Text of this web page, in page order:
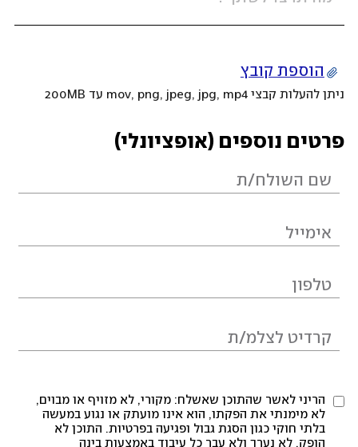
הוספת קובץ
ניתן להעלות קבצי mov, png, jpeg, jpg, mp4 עד 200MB
פרטים נוספים (אופציונלי)
הריני לאשר שהתוכן שאשלח: מקורי, לא מזויף או מבוים,
לא מימנתי את הפקתו, הוא אינו מועתק או נגוע במעשה
בלתי חוקי כגון הסגת גבול ופגיעה בפרטיות. התוכן לא
הופק, לא נערך ולא עבר כל עיבוד באמצעות בינה